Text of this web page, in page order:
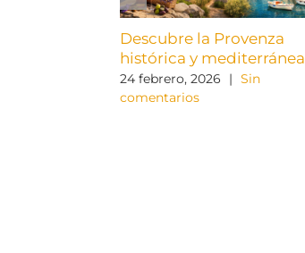
Descubre la Provenza
histórica y mediterránea
24 febrero, 2026 | Sin
comentarios